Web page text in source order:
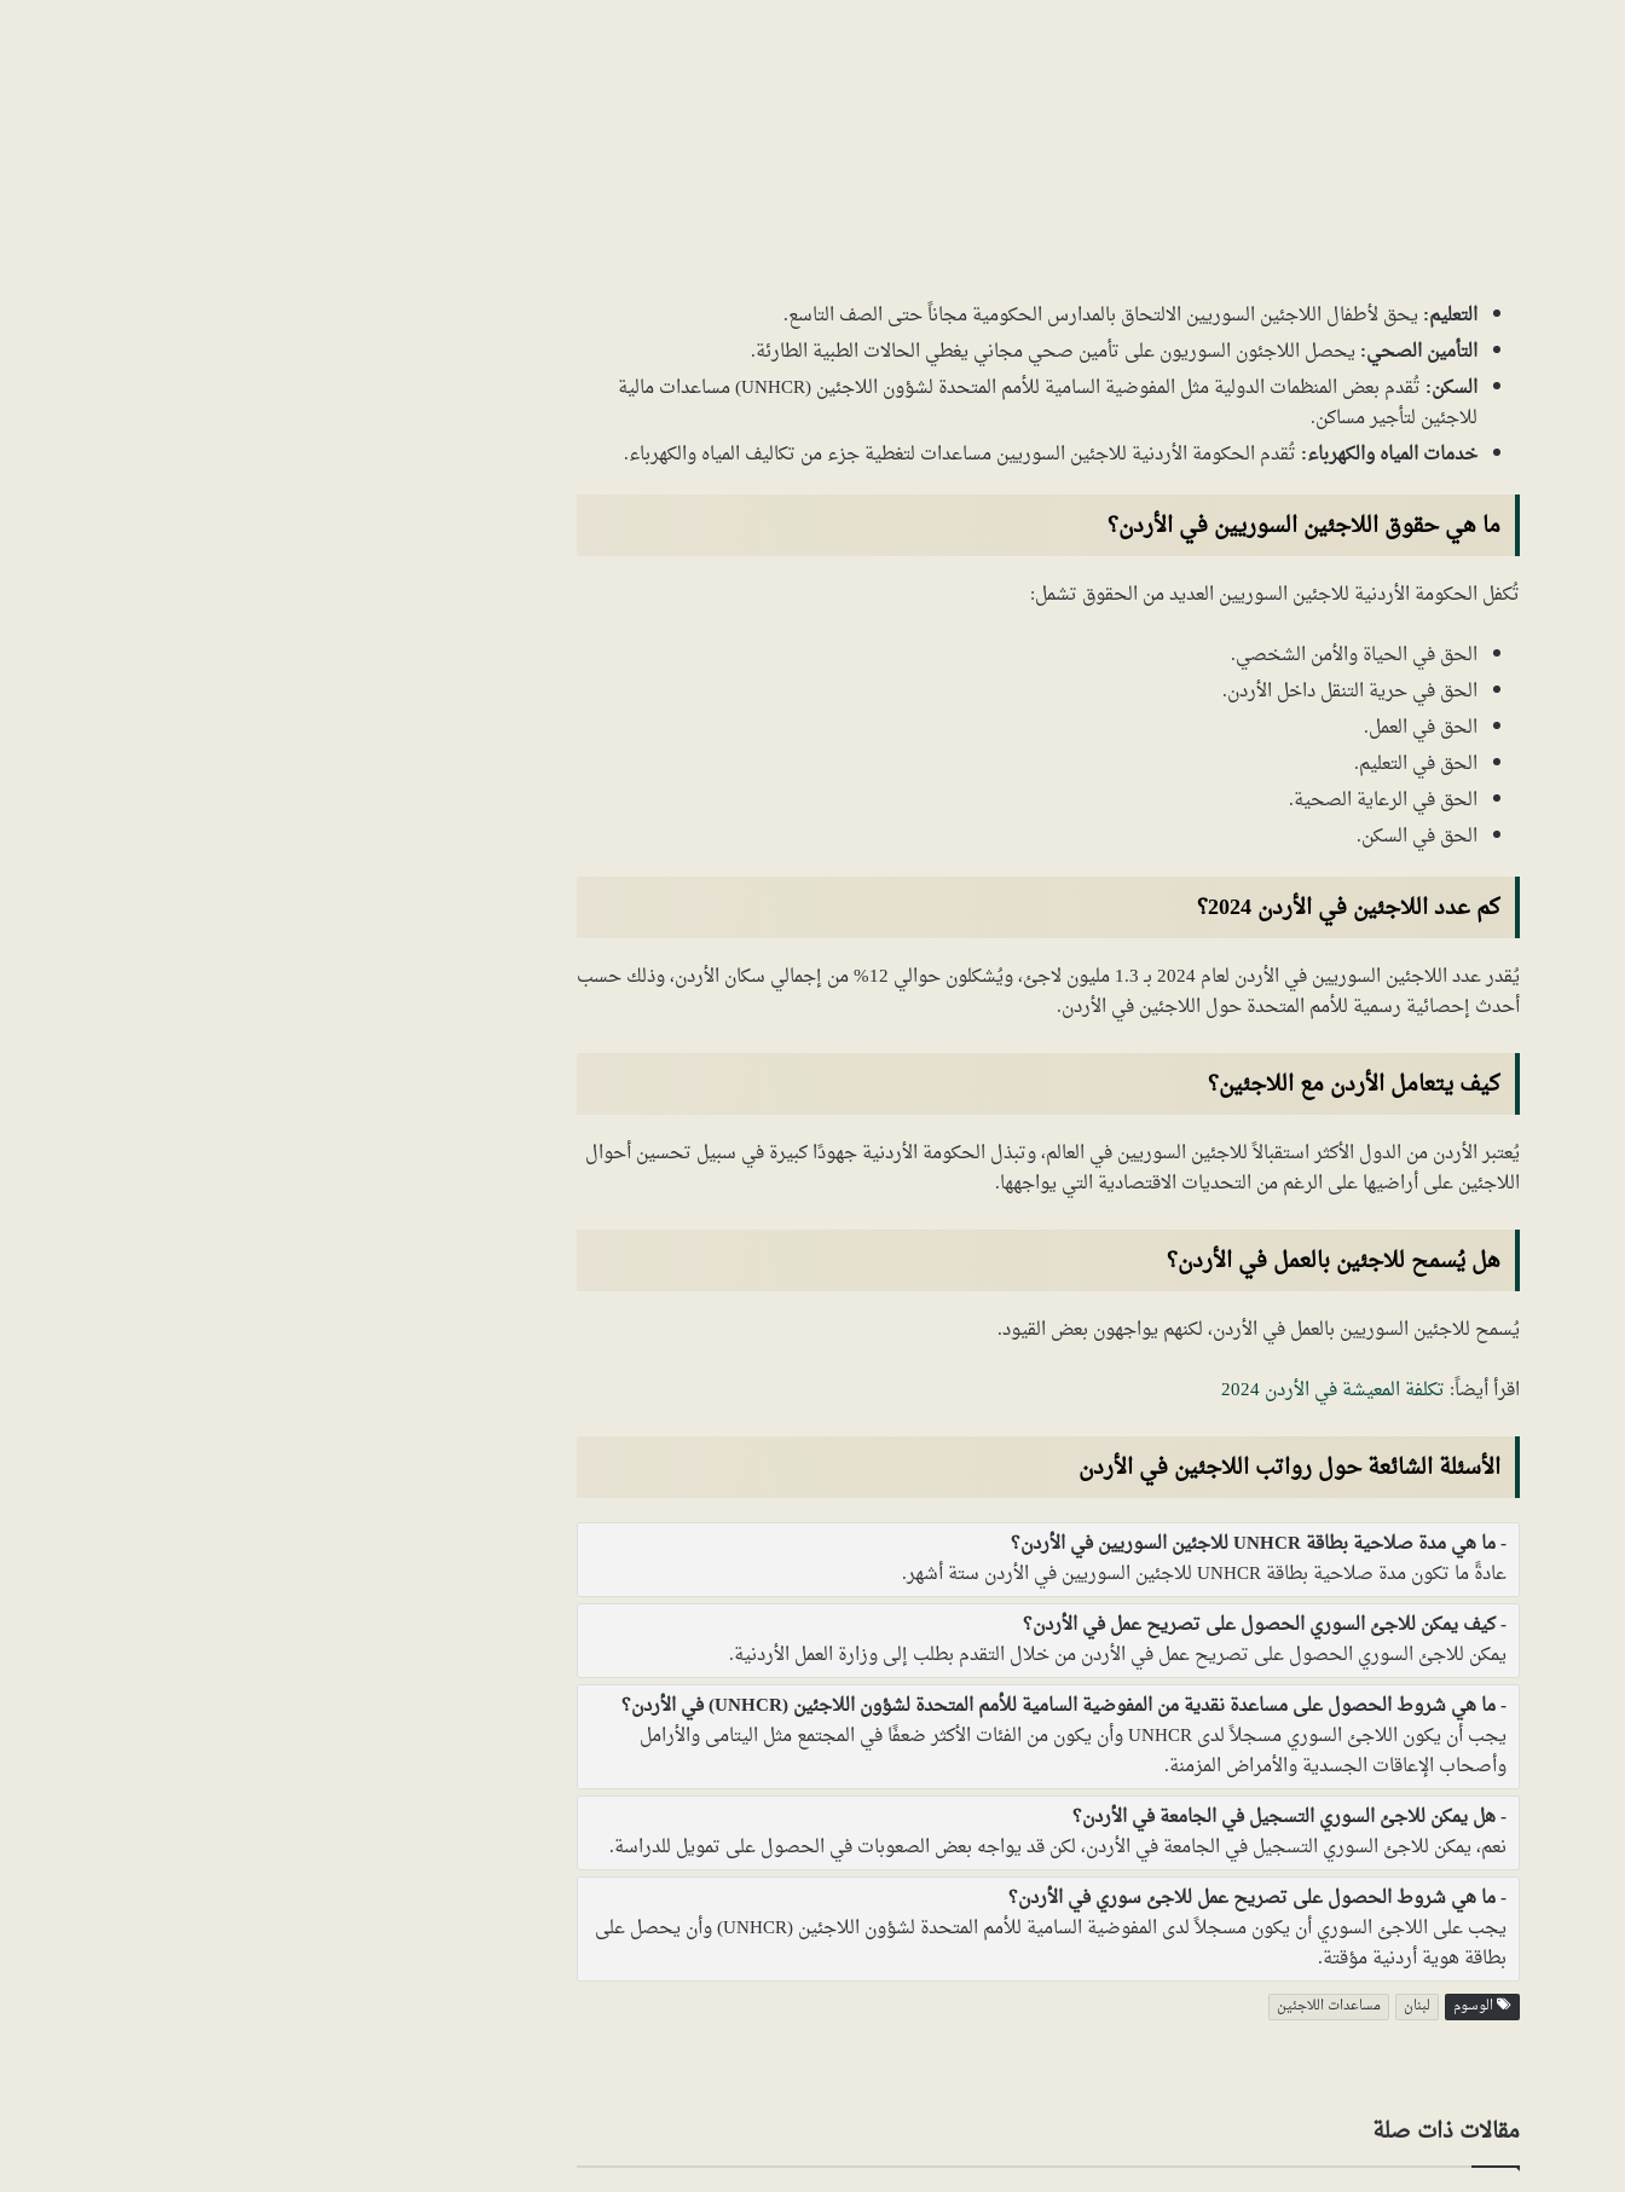
التعليم: يحق لأطفال اللاجئين السوريين الالتحاق بالمدارس الحكومية مجاناً حتى الصف التاسع.
التأمين الصحي: يحصل اللاجئون السوريون على تأمين صحي مجاني يغطي الحالات الطبية الطارئة.
السكن:
تُقدم بعض المنظمات الدولية مثل المفوضية السامية للأمم المتحدة لشؤون اللاجئين (UNHCR) مساعدات مالية
للاجئين لتأجير مساكن.
خدمات المياه والكهرباء: تُقدم الحكومة الأردنية للاجئين السوريين مساعدات لتغطية جزء من تكاليف المياه والكهرباء.
ما هي حقوق اللاجئين السوريين في الأردن؟
تُكفل الحكومة الأردنية للاجئين السوريين العديد من الحقوق تشمل:
الحق في الحياة والأمن الشخصي.
الحق في حرية التنقل داخل الأردن.
الحق في العمل.
الحق في التعليم.
الحق في الرعاية الصحية.
الحق في السكن.
كم عدد اللاجئين في الأردن 2024؟
يُقدر عدد اللاجئين السوريين في الأردن لعام 2024 بـ 1.3 مليون لاجئ، ويُشكلون حوالي 12% من إجمالي سكان الأردن، وذلك حسب
أحدث إحصائية رسمية للأمم المتحدة حول اللاجئين في الأردن.
كيف يتعامل الأردن مع اللاجئين؟
يُعتبر الأردن من الدول الأكثر استقبالاً للاجئين السوريين في العالم، وتبذل الحكومة الأردنية جهودًا كبيرة في سبيل تحسين أحوال
اللاجئين على أراضيها على الرغم من التحديات الاقتصادية التي يواجهها.
هل يُسمح للاجئين بالعمل في الأردن؟
يُسمح للاجئين السوريين بالعمل في الأردن، لكنهم يواجهون بعض القيود.
اقرأ أيضاً: تكلفة المعيشة في الأردن 2024
الأسئلة الشائعة حول رواتب اللاجئين في الأردن
ما هي مدة صلاحية بطاقة UNHCR للاجئين السوريين في الأردن؟
عادةً ما تكون مدة صلاحية بطاقة UNHCR للاجئين السوريين في الأردن ستة أشهر.
كيف يمكن للاجئ السوري الحصول على تصريح عمل في الأردن؟
يمكن للاجئ السوري الحصول على تصريح عمل في الأردن من خلال التقدم بطلب إلى وزارة العمل الأردنية.
ما هي شروط الحصول على مساعدة نقدية من المفوضية السامية للأمم المتحدة لشؤون اللاجئين (UNHCR) في الأردن؟
يجب أن يكون اللاجئ السوري مسجلاً لدى UNHCR وأن يكون من الفئات الأكثر ضعفًا في المجتمع مثل اليتامى والأرامل
وأصحاب الإعاقات الجسدية والأمراض المزمنة.
هل يمكن للاجئ السوري التسجيل في الجامعة في الأردن؟
نعم، يمكن للاجئ السوري التسجيل في الجامعة في الأردن، لكن قد يواجه بعض الصعوبات في الحصول على تمويل للدراسة.
ما هي شروط الحصول على تصريح عمل للاجئ سوري في الأردن؟
يجب على اللاجئ السوري أن يكون مسجلاً لدى المفوضية السامية للأمم المتحدة لشؤون اللاجئين (UNHCR) وأن يحصل على
بطاقة هوية أردنية مؤقتة.
الوسوم لبنان مساعدات اللاجئين
مقالات ذات صلة